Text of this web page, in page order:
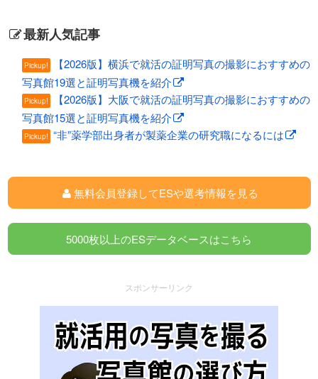
最新人気記事
Pickup!
【2026版】横浜で就活の証明写真の撮影におすすめの
写真館19選と証明写真機を紹介
Pickup!
【2026版】大阪で就活の証明写真の撮影におすすめの
写真館15選と証明写真機を紹介
Pickup! “非”薬学部出身者が製薬企業の研究職になるには
無料会員登録してESや選考情報を見る
5000枚以上のESデータベースはこちら
スポンサーリンク